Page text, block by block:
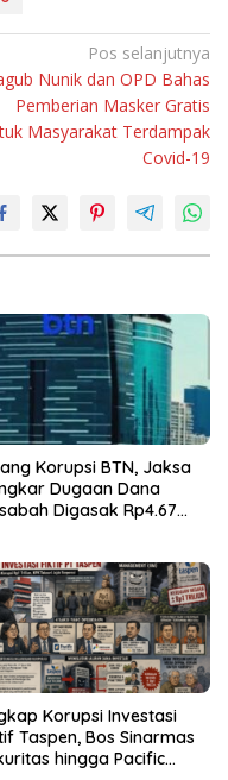
Pos selanjutnya
Nunik dan OPD Bahas
Pemberian Masker Gratis
Masyarakat Terdampak
Covid-19
Korupsi BTN, Jaksa
Dugaan Dana
Digasak Rp4.67
Korupsi Investasi
Taspen, Bos Sinarmas
hingga Pacific